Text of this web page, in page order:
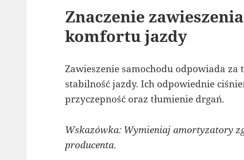
Znaczenie
komfortu jazdy
Zawieszenie samochodu odpowiada za
stabilność jazdy. Ich odpowiednie
przyczepność oraz tłumienie drgań.
Wskazówka: Wymieniaj amortyzatory
producenta.